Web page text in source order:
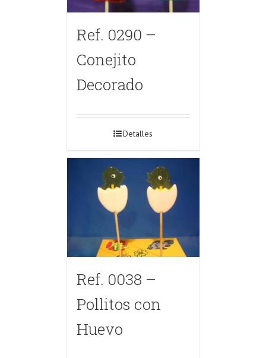
Ref. 0290 –
Conejito
Decorado
Detalles
Ref. 0038 –
Pollitos con
Huevo